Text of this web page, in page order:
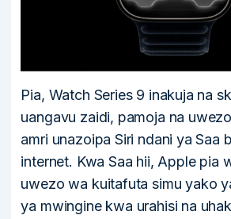
Pia, Watch Series 9 inakuja na
uangavu zaidi, pamoja na
amri unazoipa Siri ndani ya Saa
internet. Kwa Saa hii, Apple pia
uwezo wa kuitafuta simu yako
ya mwingine kwa urahisi na